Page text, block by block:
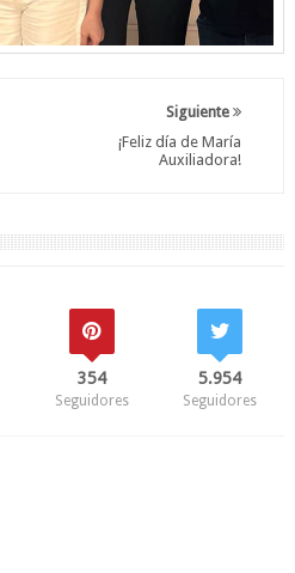
Siguiente
¡Feliz día de María
Auxiliadora!
354
Seguidores
5.954
Seguidores